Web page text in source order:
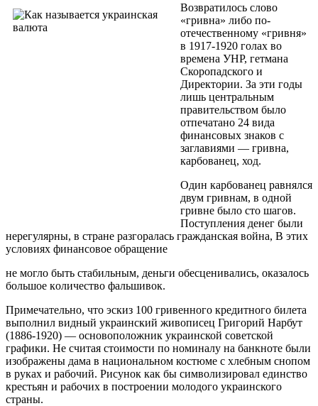
Возвратилось слово
«гривна» либо по-
отечественному «гривня»
в 1917-1920 голах во
времена УНР, гетмана
Скоропадского и
Директории. За эти годы
лишь центральным
правительством было
отпечатано 24 вида
финансовых знаков с
заглавиями — гривна,
карбованец, ход.
Один карбованец равнялся
двум гривнам, в одной
гривне было сто шагов.
Поступления денег были
нерегулярны, в стране разгоралась гражданская война, В этих
условиях финансовое обращение
не могло быть стабильным, деньги обесценивались, оказалось
большое количество фальшивок.
Примечательно, что эскиз 100 гривенного кредитного билета
выполнил видный украинский живописец Григорий Нарбут
(1886-1920) — основоположник украинской советской
графики. Не считая стоимости по номиналу на банкноте были
изображены дама в национальном костюме с хлебным снопом
в руках и рабочий. Рисунок как бы символизировал единство
крестьян и рабочих в построении молодого украинского
страны.